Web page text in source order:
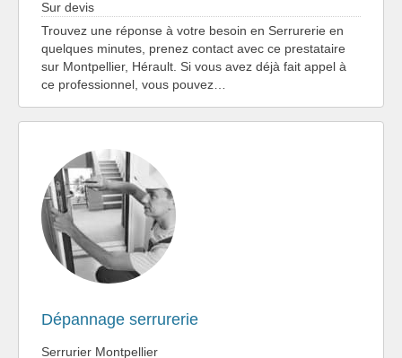
Sur devis
Trouvez une réponse à votre besoin en Serrurerie en
quelques minutes, prenez contact avec ce prestataire
sur Montpellier, Hérault. Si vous avez déjà fait appel à
ce professionnel, vous pouvez…
Dépannage serrurerie
Serrurier Montpellier